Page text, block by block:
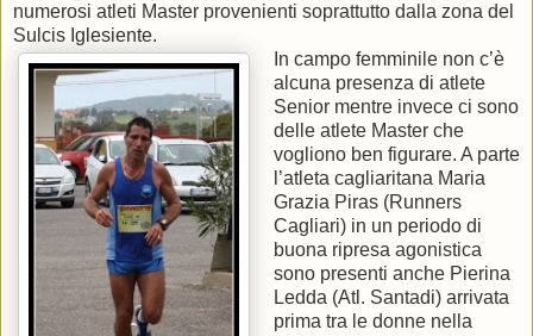
numerosi atleti Master provenienti soprattutto dalla zona del
Sulcis Iglesiente.
In campo femminile non c’è
alcuna presenza di atlete
Senior mentre invece ci sono
delle atlete Master che
vogliono ben figurare. A parte
l’atleta cagliaritana Maria
Grazia Piras (Runners
Cagliari) in un periodo di
buona ripresa agonistica
sono presenti anche Pierina
Ledda (Atl. Santadi) arrivata
prima tra le donne nella